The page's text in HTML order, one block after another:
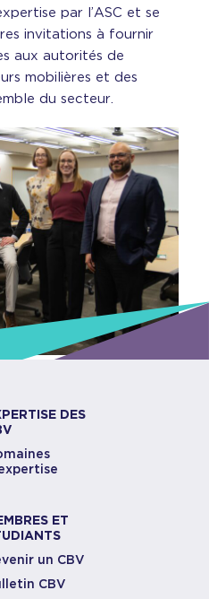
par l’ASC et se
invitations à fournir
aux autorités de
mobilières et des
du secteur.
DES
ET
un CBV
CBV